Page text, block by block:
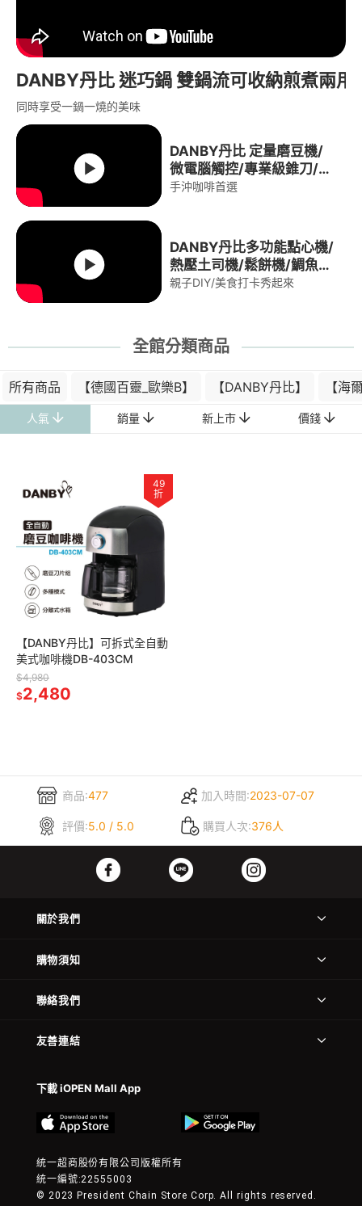
DANBY丹比 迷巧鍋 雙鍋流可收納煎煮兩用
同時享受一鍋一燒的美味
DANBY丹比 定量磨豆機/
微電腦觸控/專業級錐刀/磨
豆機
手沖咖啡首選
DANBY丹比多功能點心機/
熱壓土司機/鬆餅機/鯛魚燒
機
親子DIY/美食打卡秀起來
全館分類商品
所有商品 【德國百靈_歐樂B】 【DANBY丹比】 【海
人氣 銷量 新上市 價錢
49
折
【DANBY丹比】可拆式全自動
美式咖啡機DB-403CM
$4,980
$2,480
商品:477 加入時間:2023-07-07
評價:5.0 / 5.0 購買人次:376人
關於我們
購物須知
聯絡我們
友善連結
下載 iOPEN Mall App
統一超商股份有限公司版權所有
統一編號:22555003
© 2023 President Chain Store Corp. All rights reserved.